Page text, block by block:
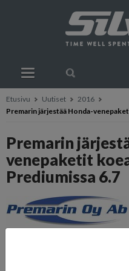
Etusivu Uutiset
2016
Premarin järjestää Honda-
Premarin
venepaketit
Prediumissa 6.7